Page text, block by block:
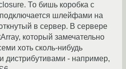
То бишь коробка с
шлейфами на
в сервер. В сервере
который замечательно
хоть сколь-нибудь
дистрибутивами - например,